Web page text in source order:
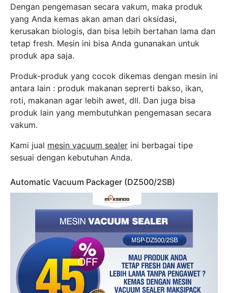
Dengan pengemasan secara vakum, maka produk
yang Anda kemas akan aman dari oksidasi,
kerusakan biologis, dan bisa lebih bertahan lama dan
tetap fresh. Mesin ini bisa Anda gunanakan untuk
produk apa saja.
Produk-produk yang cocok dikemas dengan mesin ini
antara lain : produk makanan seprerti bakso, ikan,
roti, makanan agar lebih awet, dll. Dan juga bisa
produk lain yang membutuhkan pengemasan secara
vakum.
Kami jual mesin vacuum sealer ini berbagai tipe
sesuai dengan kebutuhan Anda.
Automatic Vacuum Packager (DZ500/2SB)